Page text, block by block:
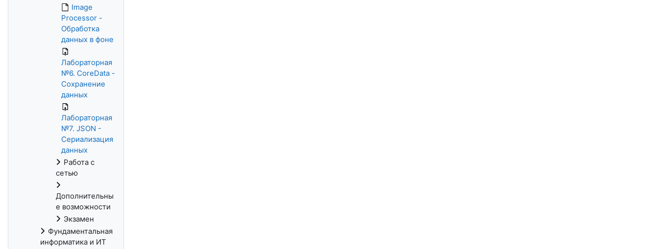
Image
Processor -
Обработка
данных в фоне
Лабораторная
№6. CoreData -
Сохранение
данных
Лабораторная
№7. JSON -
Сериализация
данных
Работа с
сетью
Дополнительны
е возможности
Экзамен
Фундаментальная
информатика и ИТ